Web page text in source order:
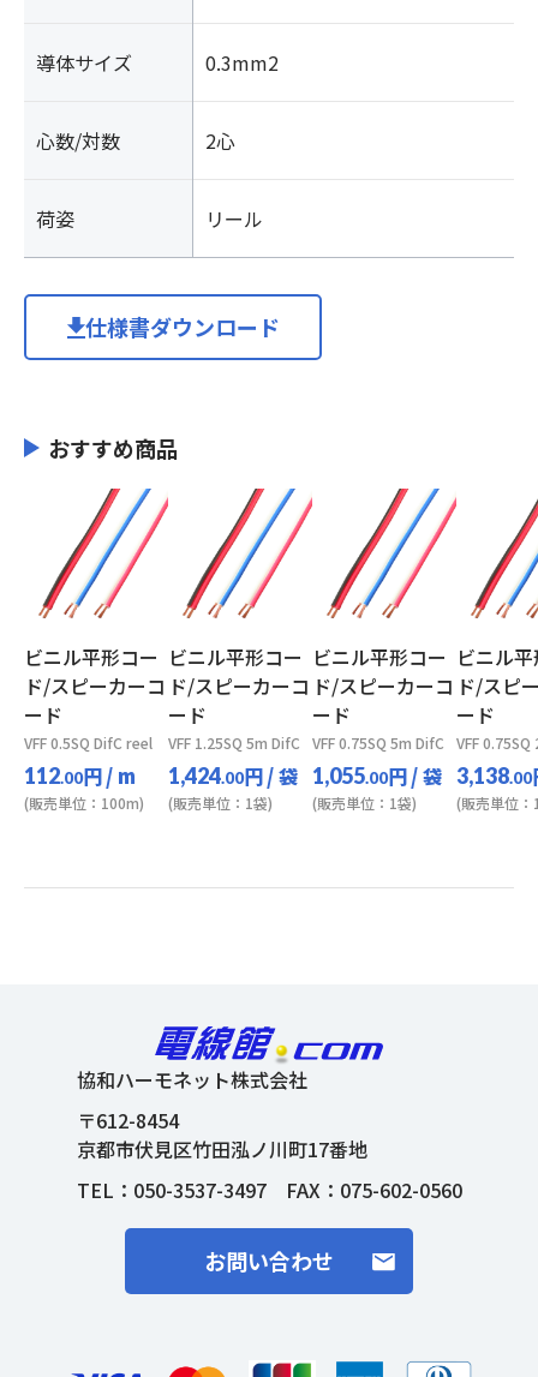
導体サイズ 0.3mm2
心数/対数 2心
荷姿 リール
仕様書ダウンロード
おすすめ商品
ビニル平形コー
ド/スピーカーコ
ード
VFF 0.5SQ DifC reel
112.00円/ m
(販売単位：100m)
ビニル平形コー
ド/スピーカーコ
ード
VFF 1.25SQ 5m DifC
1,424.00円/ 袋
(販売単位：1袋)
ビニル平形コー
ド/スピーカーコ
ード
VFF 0.75SQ 5m DifC
1,055.00円/ 袋
(販売単位：1袋)
ビニル
ド/スピ
ード
VFF
3,138.00
(販売単位：
協和ハーモネット株式会社
〒612-8454
京都市伏見区竹田泓ノ川町17番地
TEL： 050-3537-3497FAX：075-602-0560
お問い合わせ